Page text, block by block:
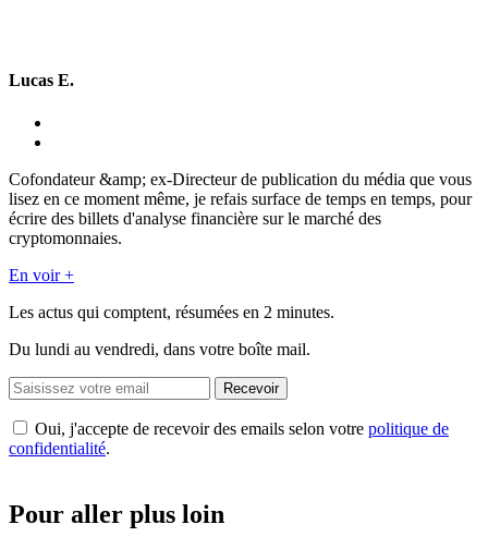
Lucas E.
Cofondateur &amp; ex-Directeur de publication du média que vous
lisez en ce moment même, je refais surface de temps en temps, pour
écrire des billets d'analyse financière sur le marché des
cryptomonnaies.
En voir +
Les actus qui comptent, résumées en 2 minutes.
Du lundi au vendredi, dans votre boîte mail.
Recevoir
Oui, j'accepte de recevoir des emails selon votre politique de
confidentialité.
Pour aller plus loin